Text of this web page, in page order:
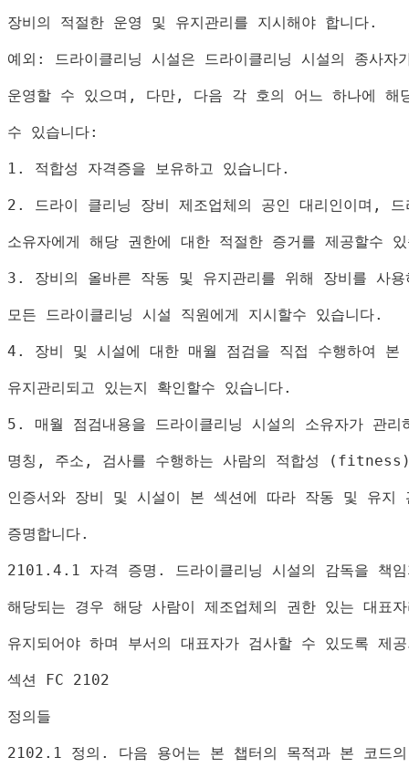
장비의 적절한 운영 및 유지관리를 지시해야 합니다.
예외 : 드라이클리닝 시설은 드라이클리닝 시설의 종사
운영할 수 있으며 , 다만 , 다음 각 호의 어느 하나에 해
수 있습니다:
1. 적합성 자격증을 보유하고 있습니다.
2. 드라이 클리닝 장비 제조업체의 공인 대리인이며 ,
소유자에게 해당 권한에 대한 적절한 증거를 제공할수 있
3. 장비의 올바른 작동 및 유지관리를 위해 장비를 사용
모든 드라이클리닝 시설 직원에게 지시할수 있습니다.
4. 장비 및 시설에 대한 매월 점검을 직접 수행하여
유지관리되고 있는지 확인할수 있습니다.
5. 매월 점검내용을 드라이클리닝 시설의 소유자가 관
명칭 , 주소 , 검사를 수행하는 사람의 적합성
인증서와 장비 및 시설이 본 섹션에 따라 작동 및 유지
증명합니다.
2101.4.1 자격 증명 . 드라이클리닝 시설의 감독을 책
해당되는 경우 해당 사람이 제조업체의 권한 있는 대표
유지되어야 하며 부서의 대표자가 검사할 수 있도록 제
섹션 FC 2102
정의들
2102.1 정의 . 다음 용어는 본 챕터의 목적과 본 코드